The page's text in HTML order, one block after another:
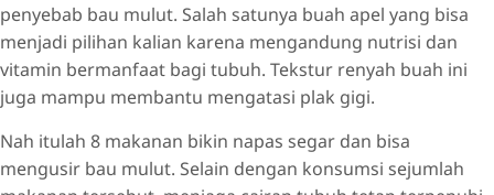
penyebab bau mulut. Salah satunya buah apel yang bisa
menjadi pilihan kalian karena mengandung nutrisi dan
vitamin bermanfaat bagi tubuh. Tekstur renyah buah ini
juga mampu membantu mengatasi plak gigi.
Nah itulah 8 makanan bikin napas segar dan bisa
mengusir bau mulut. Selain dengan konsumsi sejumlah